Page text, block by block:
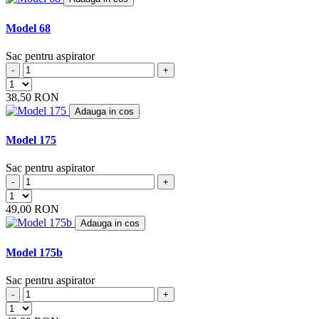
ARCTIC (4)
ARIETE
ARLETT (1)
ARNO (1)
ASLOSAREF
ASPIWASH (1)
ATLANTA (4)
ATOMIC
BAUR (4)
BAUR VERSAND
BEAM
BEKO
BERTON (1)
BEST ELECTRIC
BETRON
Model 68
Sac pentru aspirator
- +
38,50 RON
Adauga in cos
Model 175
Sac pentru aspirator
- +
49,00 RON
Adauga in cos
Model 175b
Sac pentru aspirator
- +